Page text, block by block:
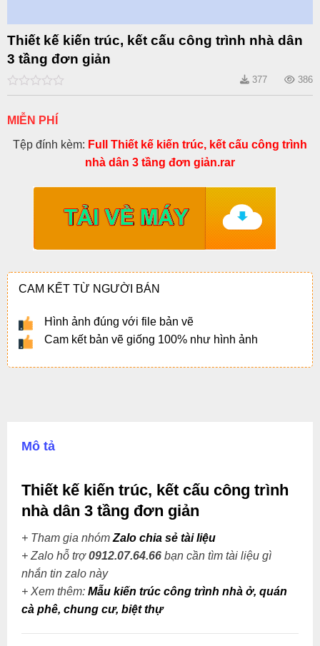
Thiết kế kiến trúc, kết cấu công trình nhà dân
3 tầng đơn giản
0
of
377 386
MIỄN PHÍ
Tệp đính kèm: Full Thiết kế kiến trúc, kết cấu công trình
nhà dân 3 tầng đơn giản.rar
CAM KẾT TỪ NGƯỜI BÁN
Hình ảnh đúng với file bản vẽ
Cam kết bản vẽ giống 100% như hình ảnh
Mô tả
Thiết kế kiến trúc, kết cấu công trình
nhà dân 3 tầng đơn giản
+ Tham gia nhóm Zalo chia sẻ tài liệu
+ Zalo hỗ trợ0912.07.64.66bạn cần tìm tài liệu gì
nhắn tin zalo này
+ Xem thêm: Mẫu kiến trúc công trình nhà ở, quán
cà phê, chung cư, biệt thự